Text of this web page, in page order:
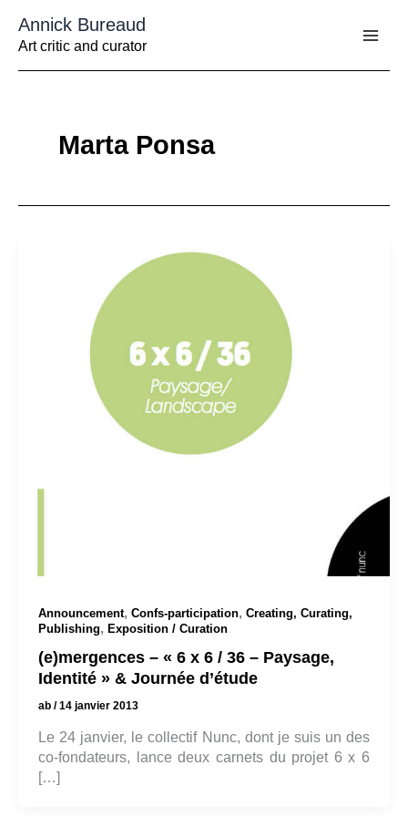
contenu
Annick Bureaud
Art critic and curator
Marta Ponsa
Announcement, Confs-participation, Creating, Curating,
Publishing, Exposition / Curation
(e)mergences – « 6 x 6 / 36 – Paysage,
Identité » & Journée d’étude
ab /14 janvier 2013
Le 24 janvier, le collectif Nunc, dont je suis un des
co-fondateurs, lance deux carnets du projet 6 x 6
[…]